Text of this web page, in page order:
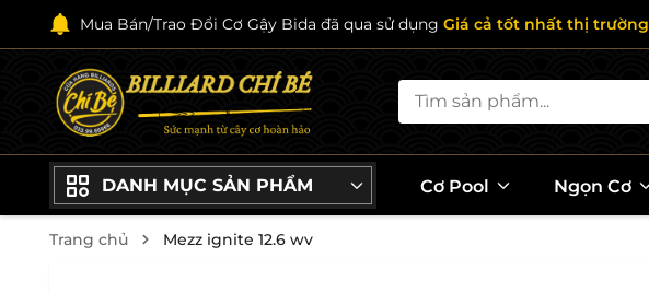
Mua Bán/Trao Đổi Cơ Gậy Bida đã qua sử dụng Giá cả tốt nhất thị trường
DANH MỤC SẢN PHẨM Cơ Pool Ngọn Cơ
Trang chủ Mezz ignite 12.6 wv